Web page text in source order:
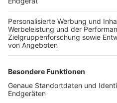
TOP-PARTNER